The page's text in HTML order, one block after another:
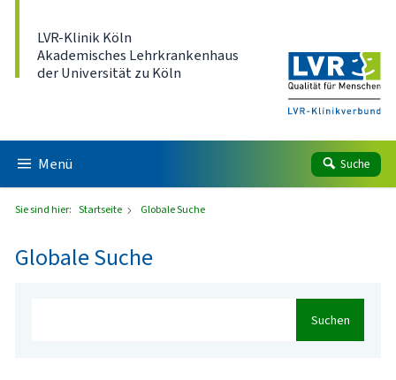
LVR-Klinik Köln
Akademisches Lehrkrankenhaus
der Universität zu Köln
Menü Suche
Sie sind hier: Startseite Globale Suche
Globale Suche
Suchen